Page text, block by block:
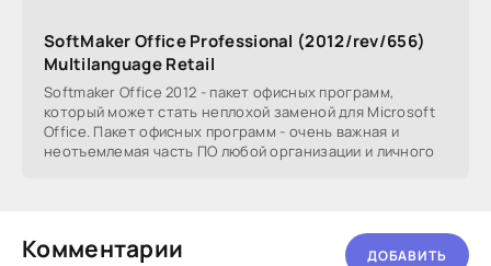
SoftMaker Office Professional (2012/rev/656)
Multilanguage Retail
Softmaker Office 2012 - пакет офисных программ,
который может стать неплохой заменой для Microsoft
Office. Пакет офисных программ - очень важная и
неотъемлемая часть ПО любой организации и личного
Комментарии ДОБАВИТЬ